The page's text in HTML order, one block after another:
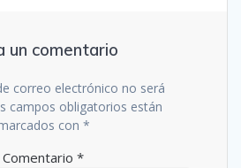
un comentario
correo electrónico no será
campos obligatorios están
con *
Comentario *